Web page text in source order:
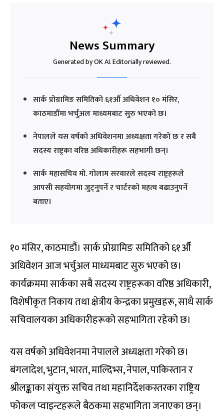
News Summary
Generated by OK AI. Editorially reviewed.
सार्क प्रोग्रामिङ समितिको ६१औँ अधिवेशन १० मंसिर,
काठमाडौंमा भर्चुअल माध्यमबाट सुरु भएको छ।
नेपालले यस वर्षको अधिवेशनमा अध्यक्षता गरेको छ र सबै
सदस्य राष्ट्रका वरिष्ठ अधिकारीहरू सहभागी छन्।
सार्क महासचिव मो. गोलाम सरवारले सदस्य राष्ट्रहरूले
आपसी सहयोगमा जुट्नुपर्ने र चार्टरको महत्व बढाउनुपर्ने
बताए।
१० मंसिर, काठमाडौं। सार्क प्रोग्रामिङ समितिको ६१औँ
अधिवेशन आज भर्चुअल माध्यमबाट सुरु भएको छ।
कार्यक्रममा सार्कका सबै सदस्य राष्ट्रहरूका वरिष्ठ अधिकारी,
विशेषीकृत निकाय तथा क्षेत्रीय केन्द्रका प्रमुखहरू, साथै सार्क
सचिवालयका अधिकारीहरूको सहभागिता रहेको छ।
यस वर्षको अधिवेशनमा नेपालले अध्यक्षता गरेको छ।
बंगलादेश, भुटान, भारत, माल्दिभ्स, नेपाल, पाकिस्तान र
श्रीलङ्काका संयुक्त सचिव तथा महानिर्देशकस्तरका राष्ट्रिय
फोकल प्वाइन्टहरूले बैठकमा सहभागिता जनाएका छन्।